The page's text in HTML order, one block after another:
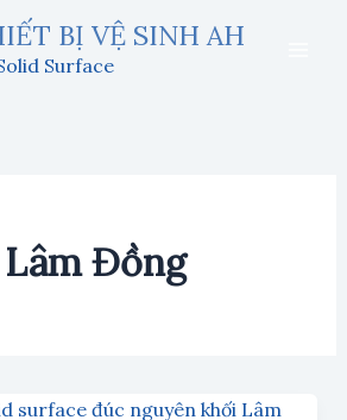
BỊ VỆ SINH AH
Surface
Đồng